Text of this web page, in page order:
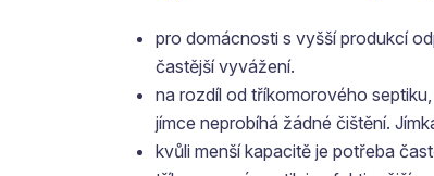
pro domácnosti s vyšší produkcí
častější vyvážení.
na rozdíl od tříkomorového
jímce neprobíhá žádné čištění.
kvůli menší kapacitě je potřeba